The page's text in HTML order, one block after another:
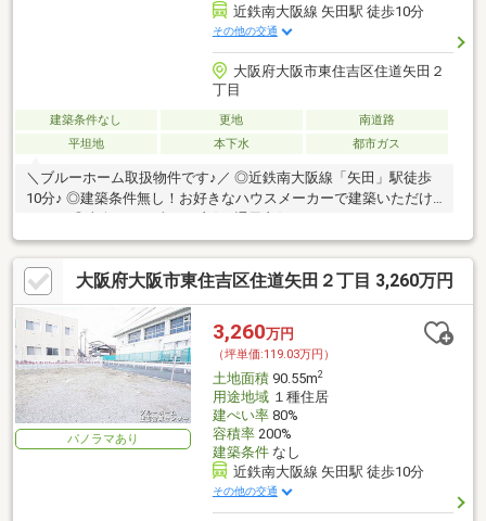
近鉄南大阪線 矢田駅 徒歩10分
その他の交通
大阪府大阪市東住吉区住道矢田２
丁目
建築条件なし 更地
南道路
平坦地
本下水 都市ガス
＼ブルーホーム取扱物件です♪／ ◎近鉄南大阪線「矢田」駅徒歩
10分♪ ◎建築条件無し！お好きなハウスメーカーで建築いただけ
大阪府大阪市東住吉区住道矢田２丁目 3,260万円
パノラマあり
3,260万円
（坪単価:119.03万円）
土地面積90.55m2
用途地域１種住居
建ぺい率80%
容積率200%
建築条件なし
近鉄南大阪線 矢田駅 徒歩10分
その他の交通